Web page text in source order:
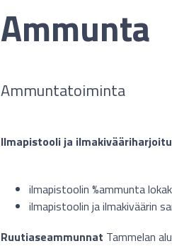
Ammunta
Ammuntatoiminta
Ilmapistooli ja
ilmapistoolin %ammunta
ilmapistoolin ja ilmakiväärin
Ruutiaseammunnat Tammelan